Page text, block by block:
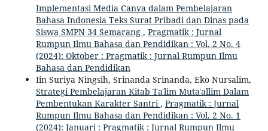
Implementasi Media Canva dalam Pembelajaran
Bahasa Indonesia Teks Surat Pribadi dan Dinas pada
Siswa SMPN 34 Semarang , Pragmatik : Jurnal
Rumpun Ilmu Bahasa dan Pendidikan : Vol. 2 No. 4
(2024): Oktober : Pragmatik : Jurnal Rumpun Ilmu
Bahasa dan Pendidikan
Iin Suriya Ningsih, Srinanda Srinanda, Eko Nursalim,
Strategi Pembelajaran Kitab Ta'lim Muta'allim Dalam
Pembentukan Karakter Santri , Pragmatik : Jurnal
Rumpun Ilmu Bahasa dan Pendidikan : Vol. 2 No. 1
(2024): Januari : Pragmatik : Jurnal Rumpun Ilmu